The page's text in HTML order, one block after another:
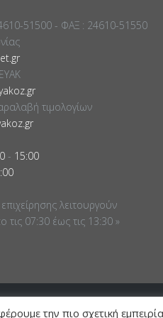
51500 - ΦΑΞ : 24610-51550
τιμολογίων
- 15:00
λειτουργούν
τις 07:30 έως τις 13:30 »
την πιο σχετική